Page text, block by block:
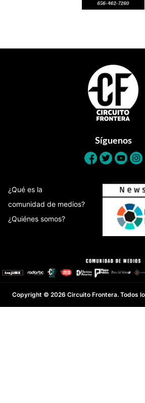
Síguenos
¿Qué es la
comunidad de medios?
¿Quiénes somos?
Copyright © 2026 Circuito Frontera. Todos